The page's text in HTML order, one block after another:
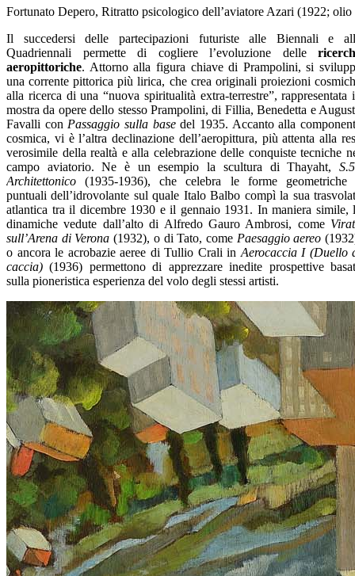
Fortunato Depero, Ritratto psicologico dell’aviatore Azari (1922;
Il succedersi delle partecipazioni futuriste alle Biennali e
Quadriennali permette di cogliere l’evoluzione delle
aeropittoriche. Attorno alla figura chiave di Prampolini, si
una corrente pittorica più lirica, che crea originali proiezioni
alla ricerca di una “nuova spiritualità extra-terrestre”, rappresentata
mostra da opere dello stesso Prampolini, di Fillia, Benedetta e
Favalli con Passaggio sulla basedel 1935. Accanto alla
cosmica, vi è l’altra declinazione dell’aeropittura, più attenta alla
verosimile della realtà e alla celebrazione delle conquiste tecniche
campo aviatorio. Ne è un esempio la scultura di Thayaht,
Architettonico (1935-1936), che celebra le forme geometriche
puntuali dell’idrovolante sul quale Italo Balbo compì la sua
atlantica tra il dicembre 1930 e il gennaio 1931. In maniera simile,
dinamiche vedute dall’alto di Alfredo Gauro Ambrosi, come
sull’Arena di Verona(1932), o di Tato, come Paesaggio aereo
o ancora le acrobazie aeree di Tullio Crali in Aerocaccia I (Duello
caccia) (1936) permettono di apprezzare inedite prospettive
sulla pioneristica esperienza del volo degli stessi artisti.